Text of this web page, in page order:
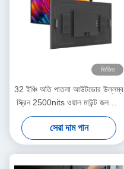
ভিডিও
32 ইঞ্চি অতি পাতলা আউটডোর উল্লম্ব
স্ক্রিন 2500nits ওয়াল মাউন্ট জলরোধী
মনিটর
সেরা দাম পান